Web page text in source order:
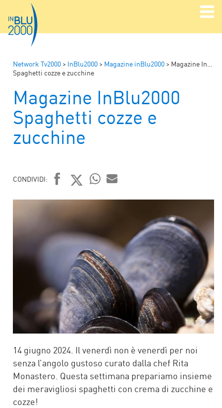
Network Tv2000 > InBlu2000 > Magazine inBlu2000 > Magazine InBlu2000
Spaghetti cozze e zucchine
Magazine InBlu2000
Spaghetti cozze e
zucchine
CONDIVIDI:
FACEBOOK
TWITTER
WHATSAPP
MAIL
14 giugno 2024. Il venerdì non è venerdì per noi
senza l’angolo gustoso curato dalla chef Rita
Monastero. Questa settimana prepariamo insieme
dei meravigliosi spaghetti con crema di zucchine e
cozze!